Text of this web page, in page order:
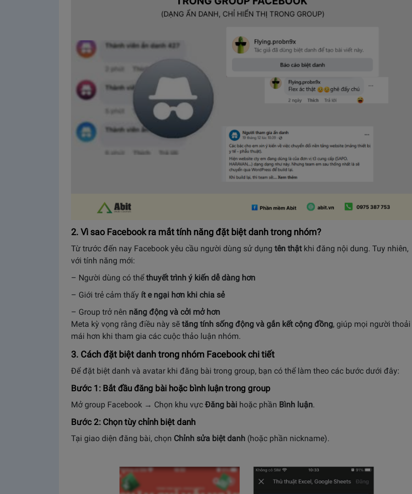
2. Vì sao Facebook ra mắt tính năng đặt biệt danh trong nhóm?
Từ trước đến nay Facebook yêu cầu người dùng sử dụng tên thậtkhi đăng nội dung. Tuy nhiên,
với tính năng mới:
– Người dùng có thểthuyết trình ý kiến dễ dàng hơn
– Giới trẻ cảm thấy ít e ngại hơn khi chia sẻ
– Group trở nên năng động và cởi mở hơn
Meta kỳ vọng rằng điều này sẽ tăng tính sống động và gắn kết cộng đồng, giúp mọi người thoải
mái hơn khi tham gia các cuộc thảo luận nhóm.
3. Cách đặt biệt danh trong nhóm Facebook chi tiết
Để đặt biệt danh và avatar khi đăng bài trong group, bạn có thể làm theo các bước dưới đây:
Bước 1: Bắt đầu đăng bài hoặc bình luận trong group
Mở group Facebook → Chọn khu vực Đăng bài hoặc phần Bình luận.
Bước 2: Chọn tùy chỉnh biệt danh
Tại giao diện đăng bài, chọn Chỉnh sửa biệt danh (hoặc phần nickname).